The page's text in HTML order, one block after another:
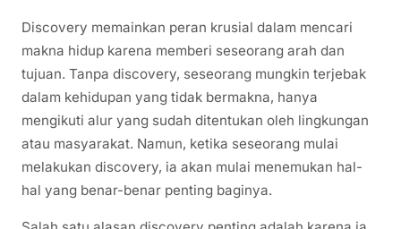
Discovery memainkan peran krusial dalam mencari
makna hidup karena memberi seseorang arah dan
tujuan. Tanpa discovery, seseorang mungkin terjebak
dalam kehidupan yang tidak bermakna, hanya
mengikuti alur yang sudah ditentukan oleh lingkungan
atau masyarakat. Namun, ketika seseorang mulai
melakukan discovery, ia akan mulai menemukan hal-
hal yang benar-benar penting baginya.